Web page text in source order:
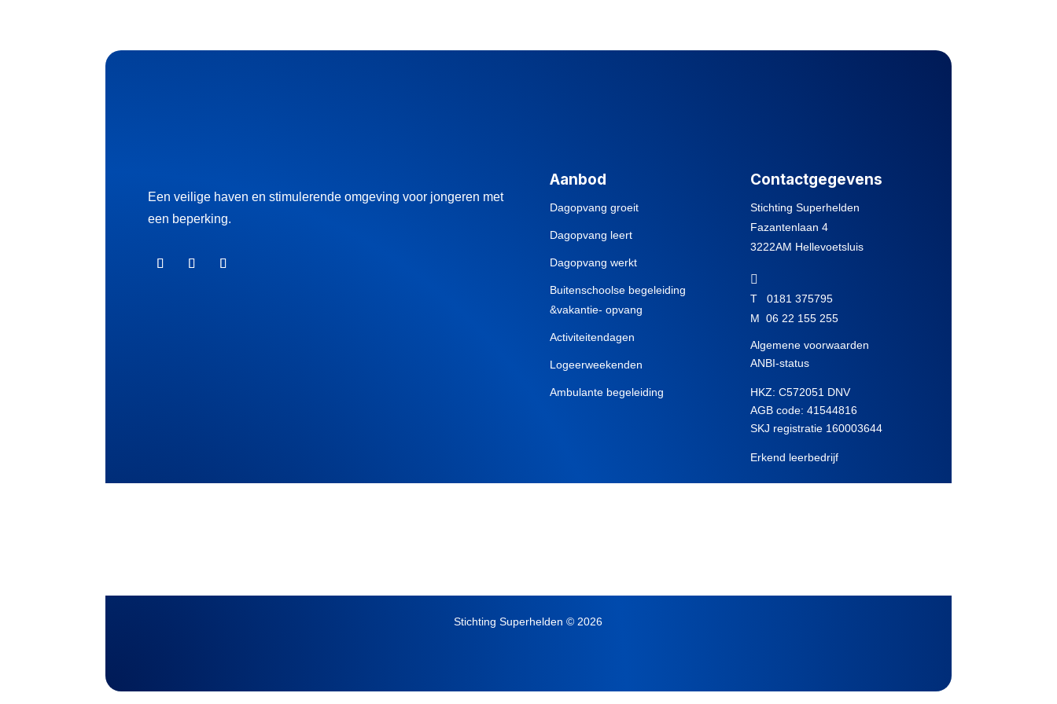
Een veilige haven en stimulerende omgeving voor jongeren met
een beperking.
Aanbod
Dagopvang groeit
Dagopvang leert
Dagopvang werkt
Buitenschoolse begeleiding
&vakantie- opvang
Activiteitendagen
Logeerweekenden
Ambulante begeleiding
Contactgegevens
Stichting Superhelden
Fazantenlaan 4
3222AM Hellevoetsluis

T 0181 375795
M 06 22 155 255
Algemene voorwaarden
ANBI-status
HKZ: C572051 DNV
AGB code: 41544816
SKJ registratie 160003644
Erkend leerbedrijf
Stichting Superhelden © 2026